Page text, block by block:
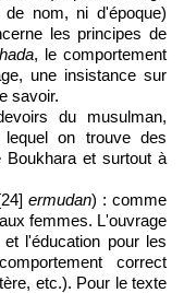
nom, ni d'époque)
les principes de
, le comportement
une insistance sur
savoir.
du musulman,
on trouve des
et surtout à
] ermudan) : comme
femmes. L'ouvrage
l'éducation pour les
correct
etc.). Pour le texte